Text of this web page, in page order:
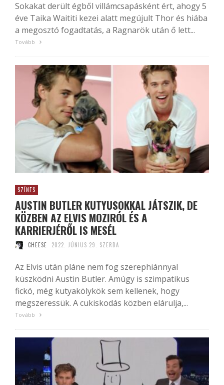
Sokakat derült égből villámcsapásként ért, ahogy 5
éve Taika Waititi kezei alatt megújult Thor és hiába
a megosztó fogadtatás, a Ragnarök után ő lett...
Tovább
SZÍNES
AUSTIN BUTLER KUTYUSOKKAL JÁTSZIK, DE
KÖZBEN AZ ELVIS MOZIRÓL ÉS A
KARRIERJÉRŐL IS MESÉL
CHEESE 2022. JÚNIUS 29. SZERDA
Az Elvis után pláne nem fog szerephiánnyal
küszködni Austin Butler. Amúgy is szimpatikus
fickó, még kutyakölykök sem kellenek, hogy
megszeressük. A cukiskodás közben elárulja,...
Tovább